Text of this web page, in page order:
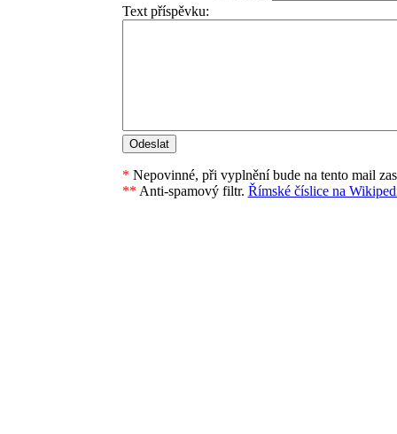
Text příspěvku:
* Nepovinné, při vyplnění bude na tento mail
** Anti-spamový filtr. Římské číslice na